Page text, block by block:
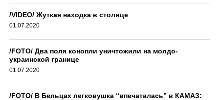
/VIDEO/ Жуткая находка в столице
01.07.2020
/FOTO/ Два поля конопли уничтожили на молдо-
украинской границе
01.07.2020
/FOTO/ В Бельцах легковушка “впечаталась” в КАМАЗ: